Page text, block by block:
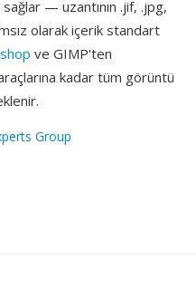
— uzantının .jif, .jpg,
olarak içerik standart
ve GIMP'ten
kadar tüm görüntü
Group